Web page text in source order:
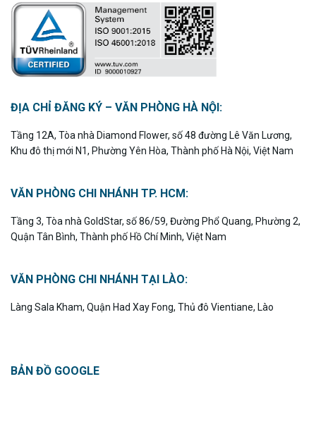
ĐỊA CHỈ ĐĂNG KÝ – VĂN PHÒNG HÀ NỘI:
Tầng 12A, Tòa nhà Diamond Flower, số 48 đường Lê Văn Lương,
Khu đô thị mới N1, Phường Yên Hòa, Thành phố Hà Nội, Việt Nam
VĂN PHÒNG CHI NHÁNH TP. HCM:
Tầng 3, Tòa nhà GoldStar, số 86/59, Đường Phổ Quang, Phường 2,
Quận Tân Bình, Thành phố Hồ Chí Minh, Việt Nam
VĂN PHÒNG CHI NHÁNH TẠI LÀO:
Làng Sala Kham, Quận Had Xay Fong, Thủ đô Vientiane, Lào
BẢN ĐỒ GOOGLE